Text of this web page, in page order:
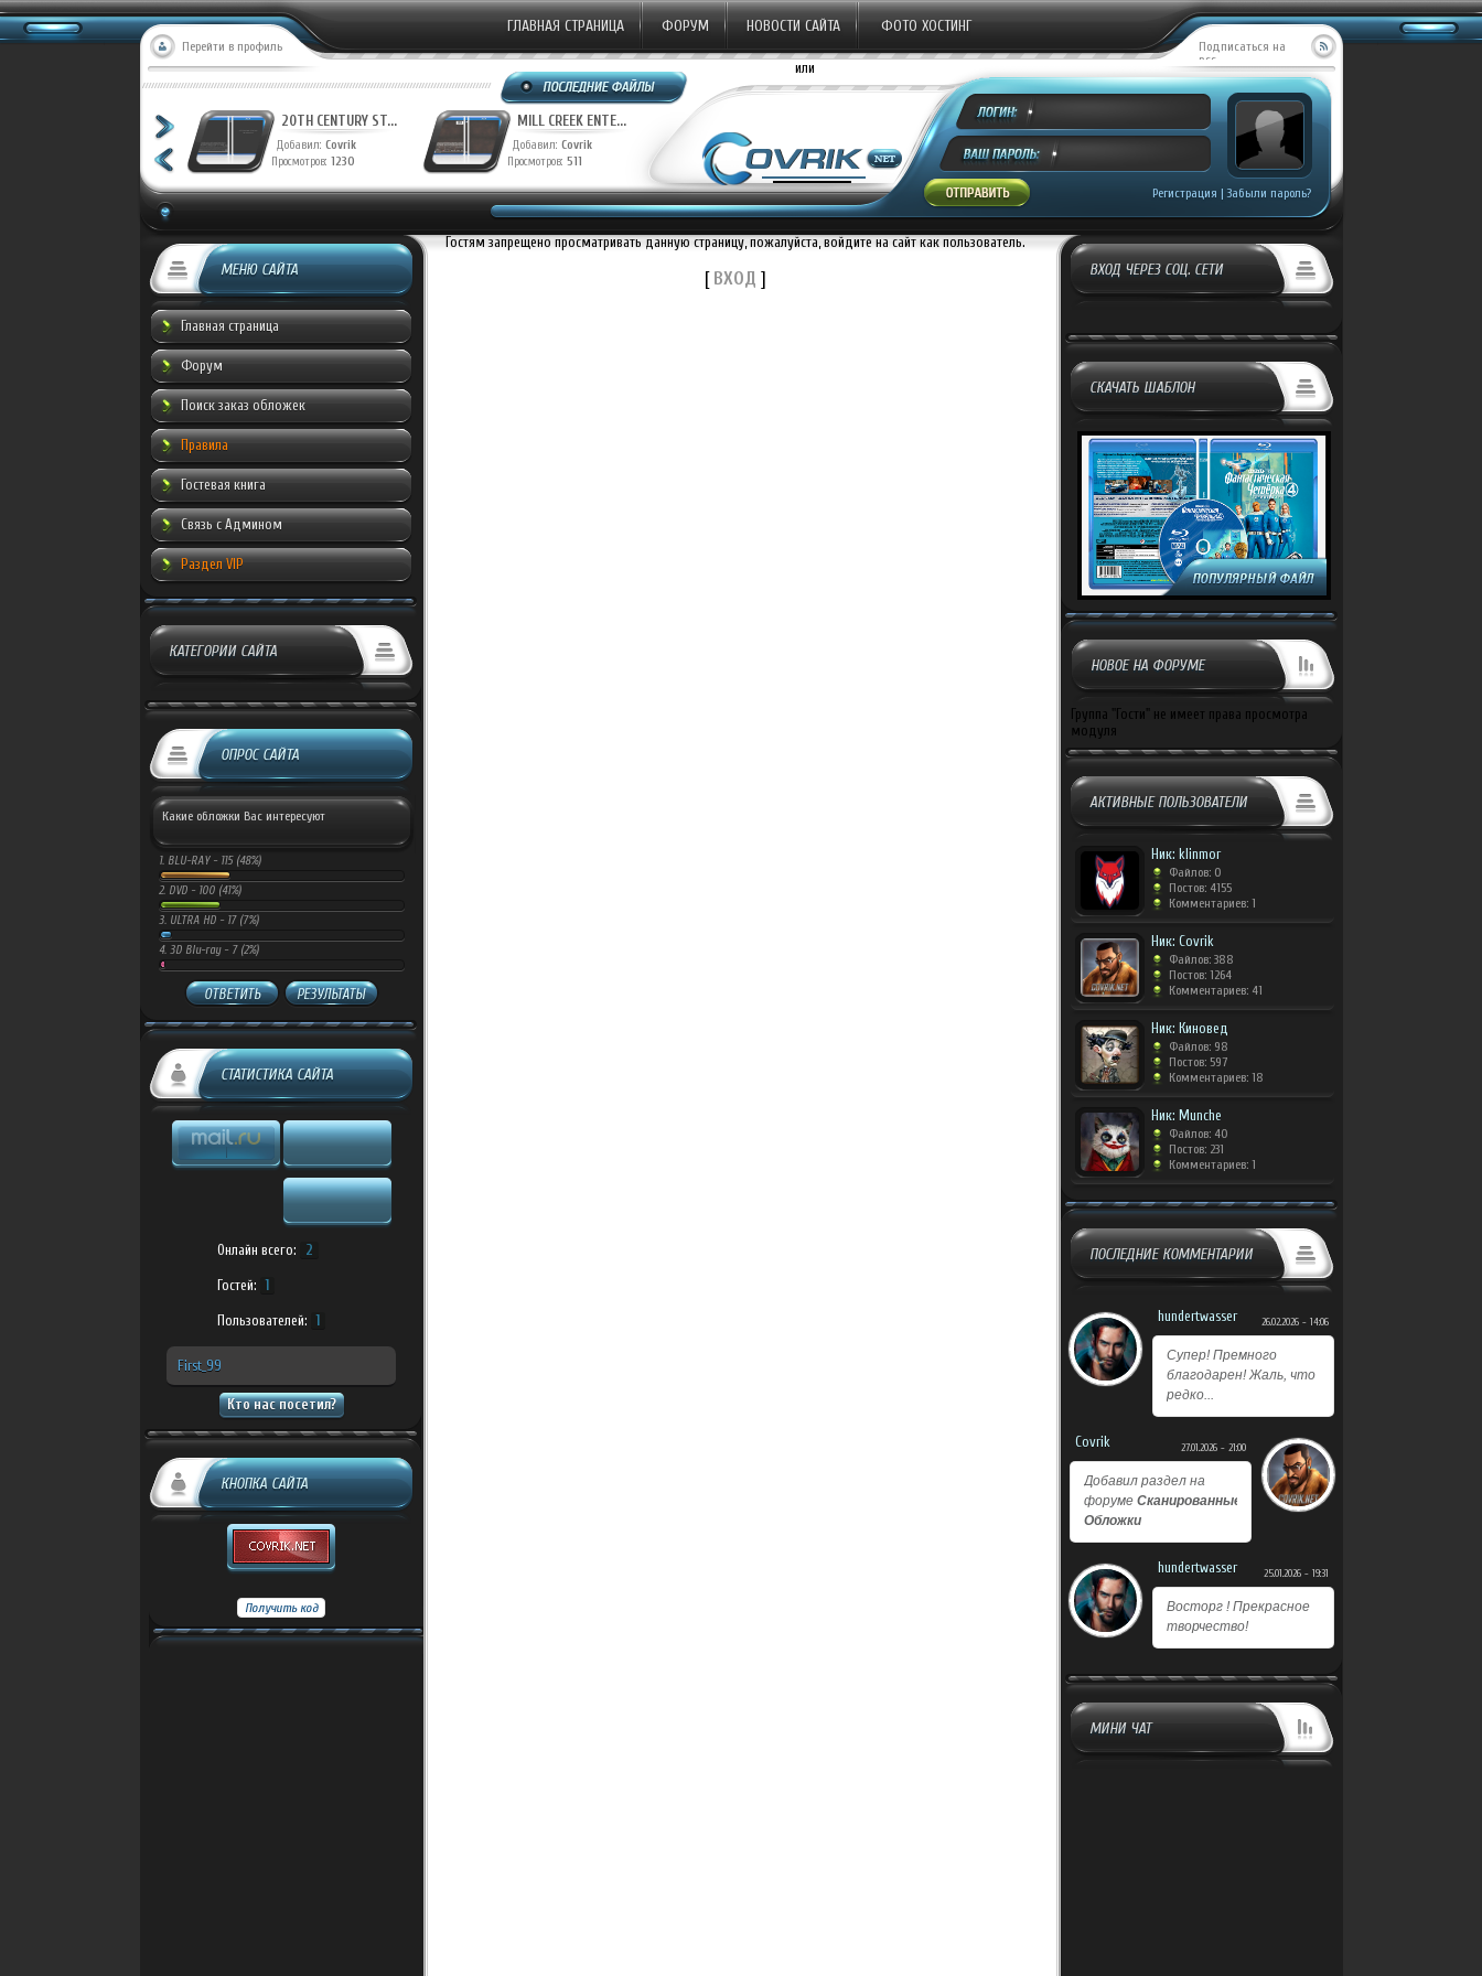
Перейти в профиль
ГЛАВНАЯ СТРАНИЦА ФОРУМ НОВОСТИ САЙТА ФОТО ХОСТИНГ
Подписаться на
RSS
ФАНТАСТИЧЕСКАЯ ...
Добавил:
Munche
Просмотров:959
20TH CENTURY ST...
Добавил:
Covrik
Просмотров:1269
20TH CENTURY ST...
Covrik
Просмотров:1230
MILL CREEK ENTE...
Добавил:
Covrik
Просмотров:511
Регистрация | Забыли пароль?
или
МЕНЮ САЙТА
Главная страница
Форум
Поиск заказ обложек
Правила
Гостевая книга
Связь с Админом
Раздел VIP
КАТЕГОРИИ САЙТА
ОПРОС САЙТА
Какие обложки Вас интересуют
1. BLU-RAY - 115 (48%)
2. DVD - 100 (41%)
3. ULTRA HD - 17 (7%)
4. 3D Blu-ray - 7 (2%)
ОТВЕТИТЬ РЕЗУЛЬТАТЫ
СТАТИСТИКА САЙТА
Онлайн всего: 2
Гостей: 1
Пользователей: 1
First_99
Кто нас посетил?
КНОПКА САЙТА
Гостям запрещено просматривать данную страницу, пожалуйста, войдите на сайт как пользователь.
[ВХОД ] ВХОД ЧЕРЕЗ СОЦ. СЕТИ
СКАЧАТЬ ШАБЛОН
НОВОЕ НА ФОРУМЕ
Группа "Гости" не имеет права просмотра
модуля
АКТИВНЫЕ ПОЛЬЗОВАТЕЛИ
Ник: klinmor
Файлов: 0
Постов: 4155
Комментариев: 1
Ник: Covrik
Файлов: 388
Постов: 1264
Комментариев: 41
Ник: Киновед
Файлов: 98
Постов: 597
Комментариев: 18
Ник: Munche
Файлов: 40
Постов: 231
Комментариев: 1
ПОСЛЕДНИЕ КОММЕНТАРИИ
hundertwasser 26.02.2026 - 14:06
Супер! Премного
благодарен! Жаль, что
редко...
Covrik 27.01.2026 - 21:00
Добавил раздел на
форуме Сканированные
Обложки
hundertwasser 25.01.2026 - 19:31
Восторг ! Прекрасное
творчество!
МИНИ ЧАТ